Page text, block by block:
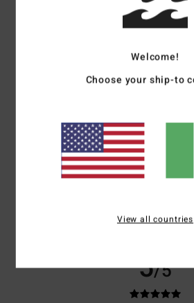
Rapporto qualità-prezzo
5
27. giugno 2026
Comfort, taglio, colori, tasca con cerniera
Consiglio questo prodotto
5/5
Welcome!
Choose your ship-to
View all countries